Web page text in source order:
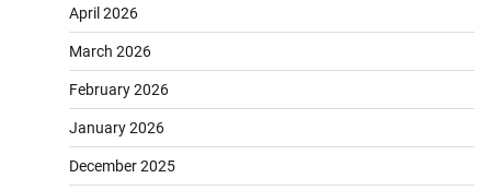
April 2026
March 2026
February 2026
January 2026
December 2025